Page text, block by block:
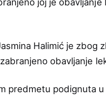
Halimić je zbog
obavljanje
predmetu podignuta